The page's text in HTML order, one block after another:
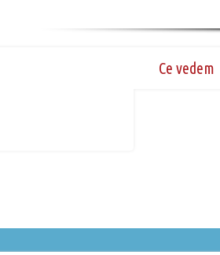
Ce vedem